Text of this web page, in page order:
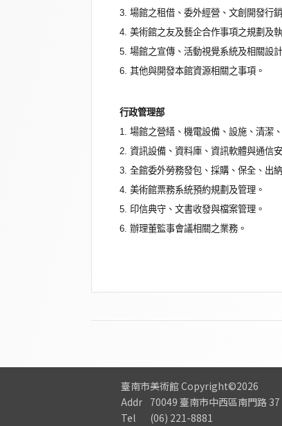
3. 場館之租借、委外經營、文創開發行
4. 美術館之友及藝企合作事項之規劃及執
5. 場館之宣傳、活動視覺系統及相關設
6. 其他與開發本館資源相關之事項。
行政管理部
1. 場館之營繕、機電設備、設施、清潔
2. 資訊設備、資料庫、資訊軟體與通信
3. 全館委外勞務發包、採購、保全、出
4. 美術館票務系統預約規劃及管理。
5. 印信典守、文書收發與檔案管理。
6. 辦理董監事會議相關之業務。
臺南市美術館Copyright©2026
Addr
70049 臺南市中西區南門路 37
Tel
(06) 221-8881